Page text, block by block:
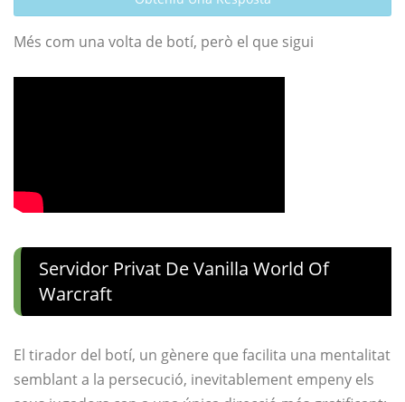
Més com una volta de botí, però el que sigui
Servidor Privat De Vanilla World Of
Warcraft
El tirador del botí, un gènere que facilita una mentalitat
semblant a la persecució, inevitablement empeny els